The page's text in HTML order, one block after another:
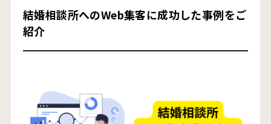
結婚相談所へのWeb集客に成功した事例をご
紹介